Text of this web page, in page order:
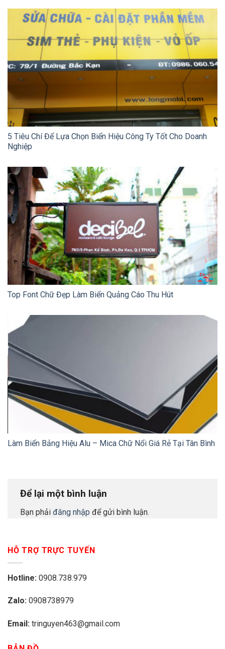
5 Tiêu Chí Để Lựa Chọn Biển Hiệu Công Ty Tốt Cho Doanh
Nghiệp
Top Font Chữ Đẹp Làm Biển Quảng Cáo Thu Hút
Làm Biển Bảng Hiệu Alu – Mica Chữ Nổi Giá Rẻ Tại Tân Bình
Để lại một bình luận
Bạn phải đăng nhập để gửi bình luận.
HỖ TRỢ TRỰC TUYẾN
Hotline: 0908.738.979
Zalo: 0908738979
Email: tringuyen463@gmail.com